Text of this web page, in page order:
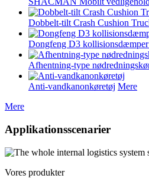
Dobbelt-tilt Crash Cushion
Dongfeng D3
Afhentning-type
Anti-vandkanonkøretøj Mere
Mere
Applikationsscenarier
Vores produkter